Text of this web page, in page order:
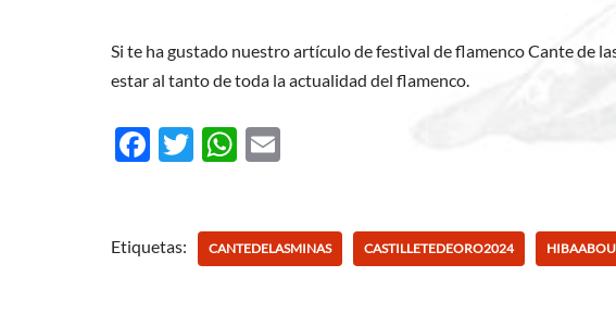
Si te ha gustado nuestro artículo de festival de flamenco Cante de
estar al tanto de toda la actualidad del flamenco.
F
b
T
er
W
s
Etiquetas: CANTEDELASMINAS CASTILLETEDEORO2024